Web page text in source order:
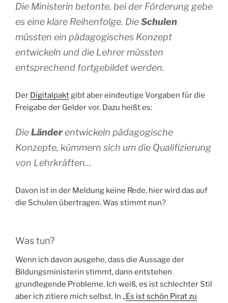
Die Ministerin betonte, bei der Förderung gebe
es eine klare Reihenfolge. DieSchulen
müssten ein pädagogisches Konzept
entwickeln und die Lehrer müssten
entsprechend fortgebildet werden.
Der Digitalpaktgibt aber eindeutige Vorgaben für die
Freigabe der Gelder vor. Dazu heißt es:
DieLänderentwickeln pädagogische
Konzepte, kümmern sich um die Qualifizierung
von Lehrkräften…
Davon ist in der Meldung keine Rede, hier wird das auf
die Schulen übertragen. Was stimmt nun?
Was tun?
Wenn ich davon ausgehe, dass die Aussage der
Bildungsministerin stimmt, dann entstehen
grundlegende Probleme. Ich weiß, es ist schlechter Stil
aber ich zitiere mich selbst. In „Es ist schön Pirat zu